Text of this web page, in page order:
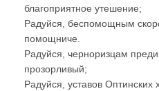
благоприятное утешение;
Радуйся, беспомощным
помощниче.
Радуйся, черноризцам
прозорливый;
Радуйся, уставов Оптинских